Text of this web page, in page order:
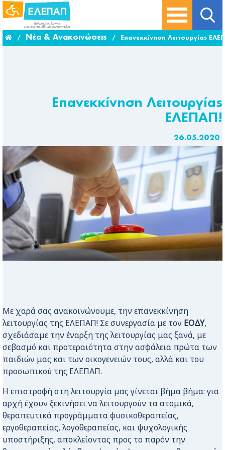
/ Νέα & Ανακοινώσεις / Επανεκκίνηση Λειτουργίας
Επανεκκίνηση Λειτουργίας
ΕΛΕΠΑΠ!
26.05.2020
Με χαρά σας ανακοινώνουμε, την επανεκκίνηση
λειτουργίας της ΕΛΕΠΑΠ! Σε συνεργασία με τον ΕΟΔΥ,
σχεδιάσαμε την έναρξη της λειτουργίας μας ξανά, με
σεβασμό και προτεραιότητα στην ασφάλεια πρώτα των
παιδιών μας και των οικογενειών τους, αλλά και του
προσωπικού της ΕΛΕΠΑΠ.
Η επιστροφή στη λειτουργία μας γίνεται βήμα βήμα: για
αρχή έχουν ξεκινήσει να λειτουργούν τα ατομικά,
θεραπευτικά προγράμματα φυσικοθεραπείας,
εργοθεραπείας, λoγοθεραπείας, και ψυχολογικής
υποστήριξης, αποκλείοντας προς το παρόν την